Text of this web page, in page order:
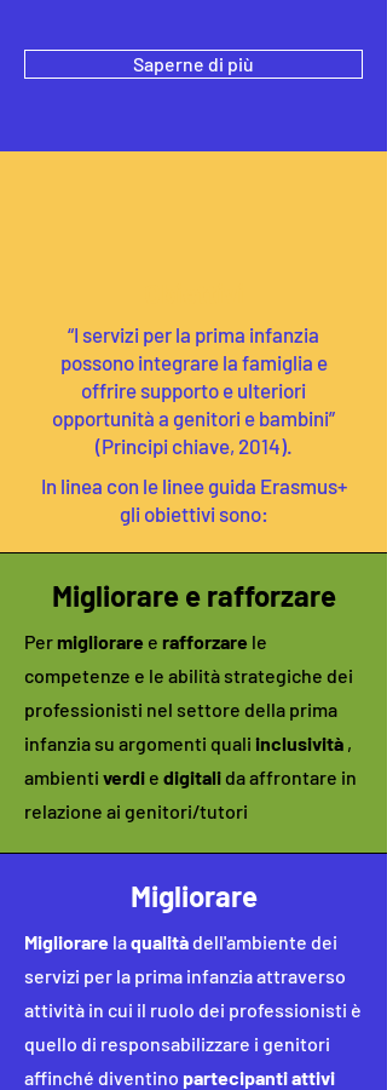
Saperne di più
“I servizi per la prima infanzia
possono integrare la famiglia e
offrire supporto e ulteriori
opportunità a genitori e bambini”
(Principi chiave, 2014).
In linea con le linee guida Erasmus+
gli obiettivi sono:
Migliorare e rafforzare
Permigliorare e rafforzare le
competenze e le abilità strategiche dei
professionisti nel settore della prima
infanzia su argomenti quali inclusività ,
ambienti verdi e digitalida affrontare in
relazione ai genitori/tutori
Migliorare
Migliorare laqualitàdell'ambiente dei
servizi per la prima infanzia attraverso
attività in cui il ruolo dei professionisti è
quello di responsabilizzare i genitori
affinché diventino partecipanti attivi